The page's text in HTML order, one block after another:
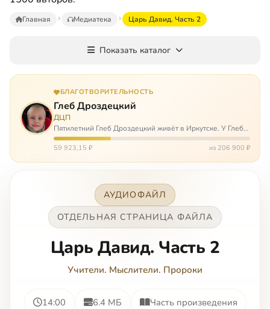
Главная Медиатека Царь Давид. Часть 2
Показать каталог
БЛАГОТВОРИТЕЛЬНОСТЬ
Глеб Дроздецкий
ДЦП
Пятилетний Глеб Дроздецкий живёт в Иркутске. У Глеба
ДЦП из-за перенесённого в младенчестве менингита,
но его положение осложняется эпилепсией, с которой
59 923,15 ₽ из 206 900 ₽
АУДИОФАЙЛ
ОТДЕЛЬНАЯ СТРАНИЦА ФАЙЛА
Царь Давид. Часть 2
Учители. Мыслители. Пророки
14:00 6.4 МБ Часть произведения